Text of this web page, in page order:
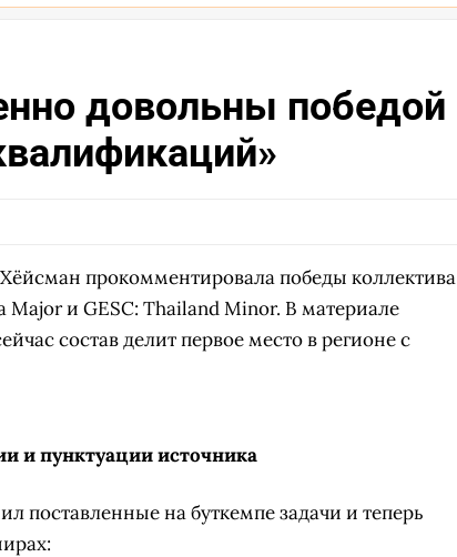
довольны победой
прокомментировала победы коллектива
и GESC: Thailand Minor. В материале
состав делит первое место в регионе с
и пунктуации источника
поставленные на буткемпе задачи и теперь